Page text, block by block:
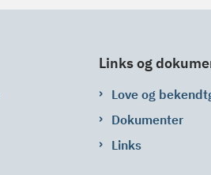
Links og
Love og
Dokumenter
Links